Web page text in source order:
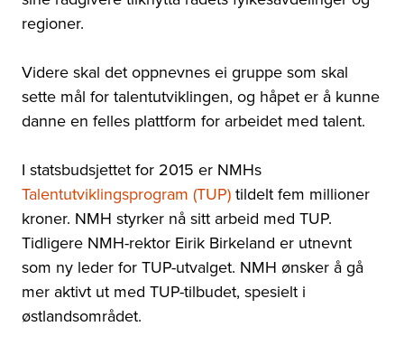
regioner.
Videre skal det oppnevnes ei gruppe som skal
sette mål for talentutviklingen, og håpet er å kunne
danne en felles plattform for arbeidet med talent.
I statsbudsjettet for 2015 er NMHs
Talentutviklingsprogram (TUP) tildelt fem millioner
kroner. NMH styrker nå sitt arbeid med TUP.
Tidligere NMH-rektor Eirik Birkeland er utnevnt
som ny leder for TUP-utvalget. NMH ønsker å gå
mer aktivt ut med TUP-tilbudet, spesielt i
østlandsområdet.